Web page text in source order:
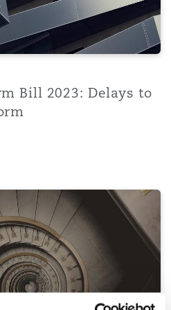
spécialisée
Bill 2023: Delays to
2023: Abolition of ‘no fault’